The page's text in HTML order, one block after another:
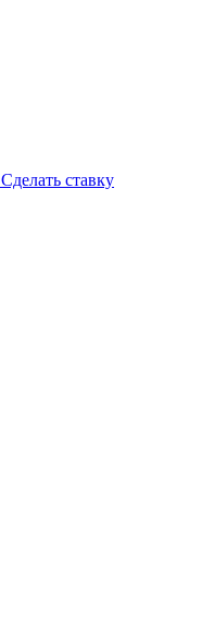
Сделать ставку